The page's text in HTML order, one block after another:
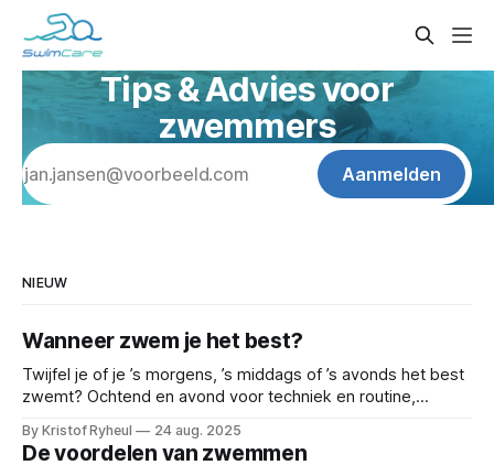
Tips & Advies voor
zwemmers
Aanmelden
NIEUW
Wanneer zwem je het best?
Twijfel je of je ’s morgens, ’s middags of ’s avonds het best
zwemt? Ochtend en avond voor techniek en routine,
voor snelheid en power. In dit artikel help ik je kiezen wat
voor jou werkt - met voorbeeldschema’s en praktische tips.
By Kristof Ryheul 24 aug. 2025
De voordelen van zwemmen